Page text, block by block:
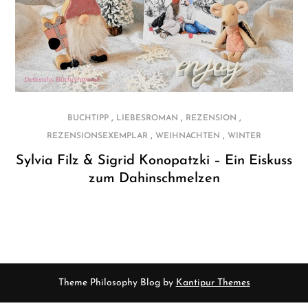
BUCHTIPP, LIEBESROMAN , REZENSION ,
REZENSIONSEXEMPLAR , WEIHNACHTEN , WINTER
Sylvia Filz & Sigrid Konopatzki – Ein Eiskuss
zum Dahinschmelzen
Theme Philosophy Blog by Kantipur Themes